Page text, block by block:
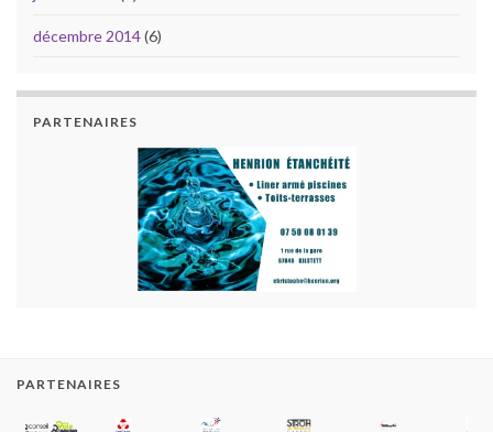
décembre 2014(6)
PARTENAIRES